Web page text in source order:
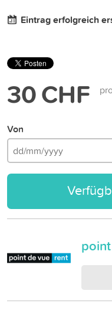
Eintrag erfolgreich
30 CHF
Von